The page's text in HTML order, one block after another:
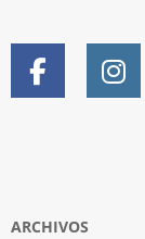
ARCHIVOS